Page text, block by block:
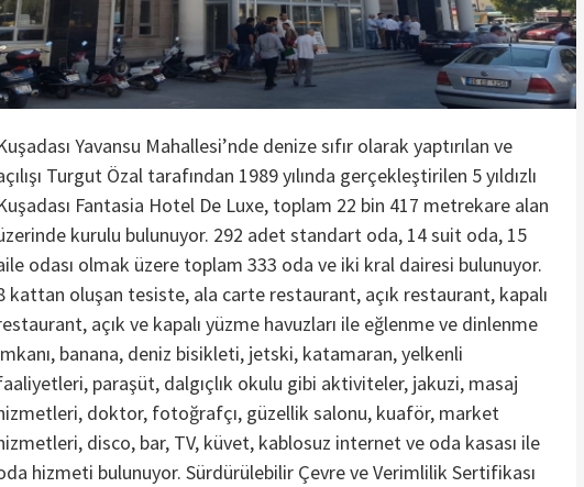
Yavansu Mahallesi’nde denize sıfır olarak yaptırılan ve
Turgut Özal tarafından 1989 yılında gerçekleştirilen 5 yıldızlı
Fantasia Hotel De Luxe, toplam 22 bin 417 metrekare alan
kurulu bulunuyor. 292 adet standart oda, 14 suit oda, 15
odası olmak üzere toplam 333 oda ve iki kral dairesi bulunuyor.
kattan oluşan tesiste, ala carte restaurant, açık restaurant, kapalı
açık ve kapalı yüzme havuzları ile eğlenme ve dinlenme
banana, deniz bisikleti, jetski, katamaran, yelkenli
paraşüt, dalgıçlık okulu gibi aktiviteler, jakuzi, masaj
doktor, fotoğrafçı, güzellik salonu, kuaför, market
disco, bar, TV, küvet, kablosuz internet ve oda kasası ile
hizmeti bulunuyor. Sürdürülebilir Çevre ve Verimlilik Sertifikası